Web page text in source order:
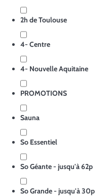
2h de Toulouse
4- Centre
4- Nouvelle Aquitaine
PROMOTIONS
Sauna
So Essentiel
So Géante - jusqu'à 62p
So Grande - jusqu'à 30p